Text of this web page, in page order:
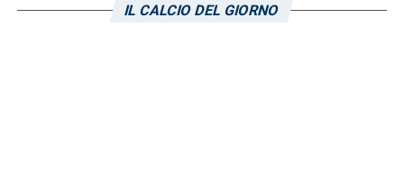
capire che tipo di partita ci si potrebbe
IL CALCIO DEL GIORNO